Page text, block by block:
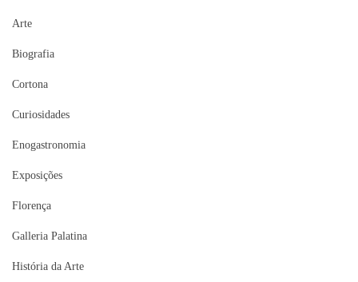
Arte
Biografia
Cortona
Curiosidades
Enogastronomia
Exposições
Florença
Galleria Palatina
História da Arte